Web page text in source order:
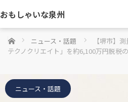
おもしゃいな泉州
ホーム ニュース・話題
【堺市】
テクノクリエイト」を約6,100万円脱税
ニュース・話題